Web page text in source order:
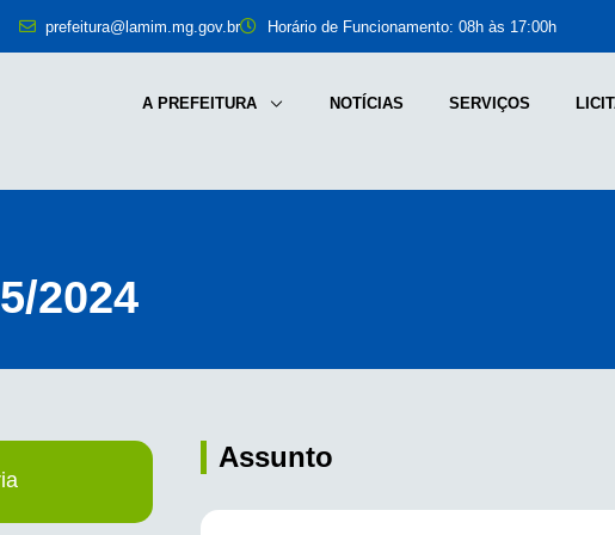
prefeitura@lamim.mg.gov.br Horário de Funcionamento: 08h às 17:00h
A PREFEITURA NOTÍCIAS SERVIÇOS
2024
Assunto